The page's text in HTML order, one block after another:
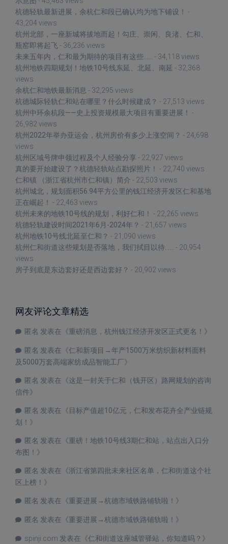
杭德轻轨最新进展，余杭仁和段已确认均为地下铺设！ -
43,204 views
杭州北部，一座新城将拔地而起！勾庄、崇闲、良渚、仁和、
瓶窑即将起飞 - 36,236 views
未来五年内，仁和最为期待的项目有这些……
- 34,118 views
杭州地铁四期规划！地铁10号线东延、北延、南延 - 32,368
views
余杭仁和地铁最新消息 - 32,295 views
杭德城际轻轨仁和站在哪里？什么时候建成？ - 27,513 views
杭州中环余杭段——史上投资规模最大项目有重要进展！ -
26,982 views
杭州2022年举办亚运会，杭州房价有多少上涨空间？ - 24,698
views
杭州区域号牌申领过程及个人经验分享 - 22,927 views
真的要开始建设了？杭德轻轨站点勘探照片！ - 22,740 views
仁和镇 （浙江省杭州市仁和镇）简介 - 22,503 views
杭州城北，规划面积56.94平方公里的钱江经济开发区仁和基地
正在崛起！ - 22,463 views
杭州未来的地铁10号线的规划，利好仁和！ - 22,265 views
杭德轻轨建设时间2021年6月-2024年？ - 21,657 views
杭州地铁10号线北延至仁和？ - 21,090 views
杭州仁和街道这些规划是否落地，我们拭目以待……
- 20,954
views
房子到底是东边套好还是西边套好？ - 20,902 views
网友评论文章精选
匿名 发表在《重磅消息，杭州钱江经济开发区正式更名！ 》
匿名 发表在《仁和新项目→年产1500万米纺织新材料面料
及5000万套高端家纺成品智能工厂》
匿名 发表在《这是一封关于仁和（钱开区）路网规划的咨询
信件》
匿名 发表在《目标产值超10亿元，仁和发布花卉全产业链规
划！ 》
匿名 发表在《重磅！地铁10号线3期仁和站，站点出入口分
布图！ 》
匿名 发表在《浙江省第四批未来社区名单，仁和街道这个社
区上榜！ 》
匿名 发表在《重要进展→杭德市域铁路铺轨啦！ 》
匿名 发表在《重要进展→杭德市域铁路铺轨啦！ 》
spinji.com 发表在《仁和街道这座城管驿站，你知道吗？ 》